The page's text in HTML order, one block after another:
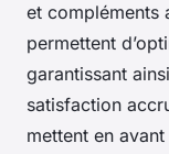
et compléments
permettent
garantissant
satisfaction
mettent en